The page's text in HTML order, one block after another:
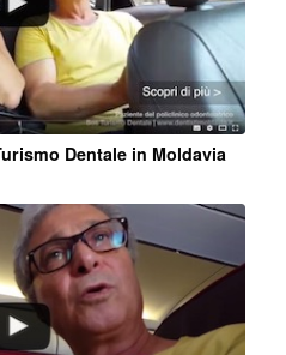
Dentale in Moldavia